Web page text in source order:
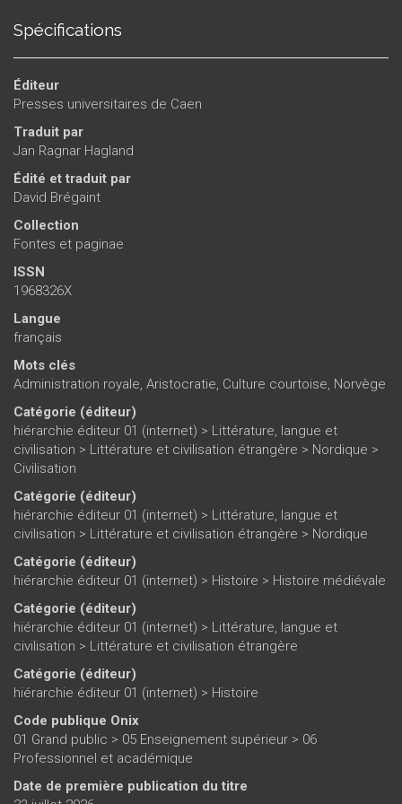
Spécifications
Éditeur
Presses universitaires de Caen
Traduit par
Jan Ragnar Hagland
Édité et traduit par
David Brégaint
Collection
Fontes et paginae
ISSN
1968326X
Langue
français
Mots clés
Administration royale Aristocratie Culture courtoise Norvège
Catégorie (éditeur)
hiérarchie éditeur 01 (internet) > Littérature, langue et
civilisation > Littérature et civilisation étrangère > Nordique >
Civilisation
Catégorie (éditeur)
hiérarchie éditeur 01 (internet) > Littérature, langue et
civilisation > Littérature et civilisation étrangère > Nordique
Catégorie (éditeur)
hiérarchie éditeur 01 (internet) > Histoire > Histoire médiévale
Catégorie (éditeur)
hiérarchie éditeur 01 (internet) > Littérature, langue et
civilisation > Littérature et civilisation étrangère
Catégorie (éditeur)
hiérarchie éditeur 01 (internet) > Histoire
Code publique Onix
01 Grand public > 05 Enseignement supérieur > 06
Professionnel et académique
Date de première publication du titre